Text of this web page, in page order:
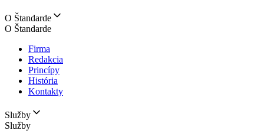
O Štandarde
O Štandarde
Firma
Redakcia
Princípy
História
Kontakty
Služby
Služby